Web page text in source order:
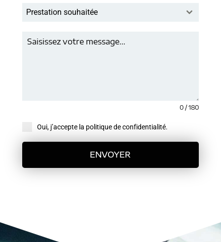
Prestation souhaitée
0 / 180
Oui, j’accepte la politique de confidentialité.
ENVOYER